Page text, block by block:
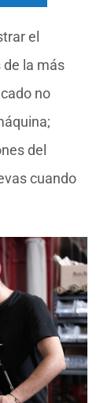
el
la más
no
del
cuando